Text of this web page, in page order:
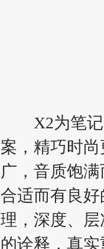
X2为笔记
案，精巧时
广，音质饱
合适而有良
理，深度、
的诠释，真